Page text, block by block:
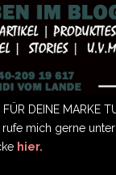
FÜR DEINE MARKE
rufe mich gerne unter
hier.